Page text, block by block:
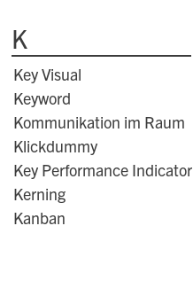
K
Key Visual
Keyword
Kommunikation im Raum
Klickdummy
Key Performance Indicator
Kerning
Kanban